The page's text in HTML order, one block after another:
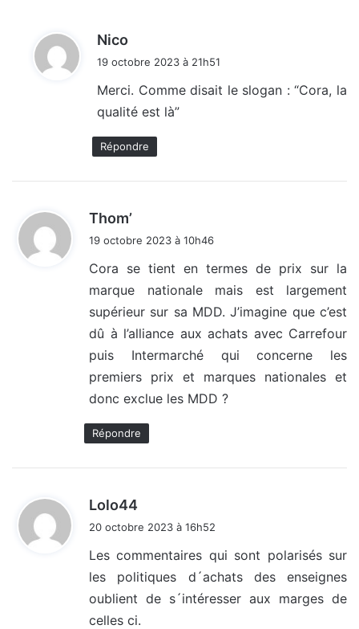
Nico
:
19 octobre 2023 à 21h51
Merci. Comme disait le slogan : “Cora, la
qualité est là”
Répondre
Thom’
:
19 octobre 2023 à 10h46
Cora se tient en termes de prix sur la
marque nationale mais est largement
supérieur sur sa MDD. J’imagine que c’est
dû à l’alliance aux achats avec Carrefour
puis Intermarché qui concerne les
premiers prix et marques nationales et
donc exclue les MDD ?
Répondre
Lolo44
:
20 octobre 2023 à 16h52
Les commentaires qui sont polarisés sur
les politiques d´achats des enseignes
oublient de s´intéresser aux marges de
celles ci.